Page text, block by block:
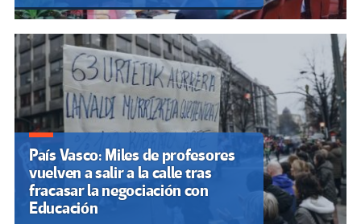
País Vasco: Miles de profesores
vuelven a salir a la calle tras
fracasar la negociación con
Educación